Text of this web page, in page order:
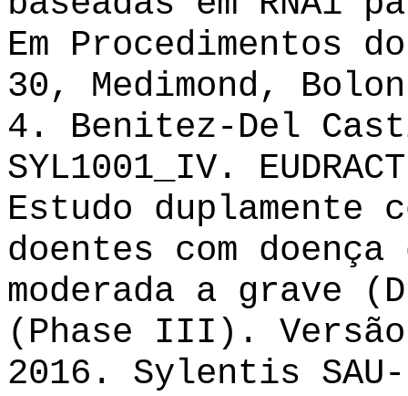
Em Procedimentos
30, Medimond,
4. Benitez-Del
SYL1001_IV.
Estudo duplamente
doentes com
moderada a grave
(Phase III).
2016. Sylentis SAU-